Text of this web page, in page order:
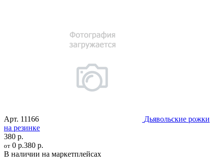
Арт. 11166
Дьявольские рожки
на резинке
380 р.
от 0 р.380 р.
В наличии на маркетплейсах